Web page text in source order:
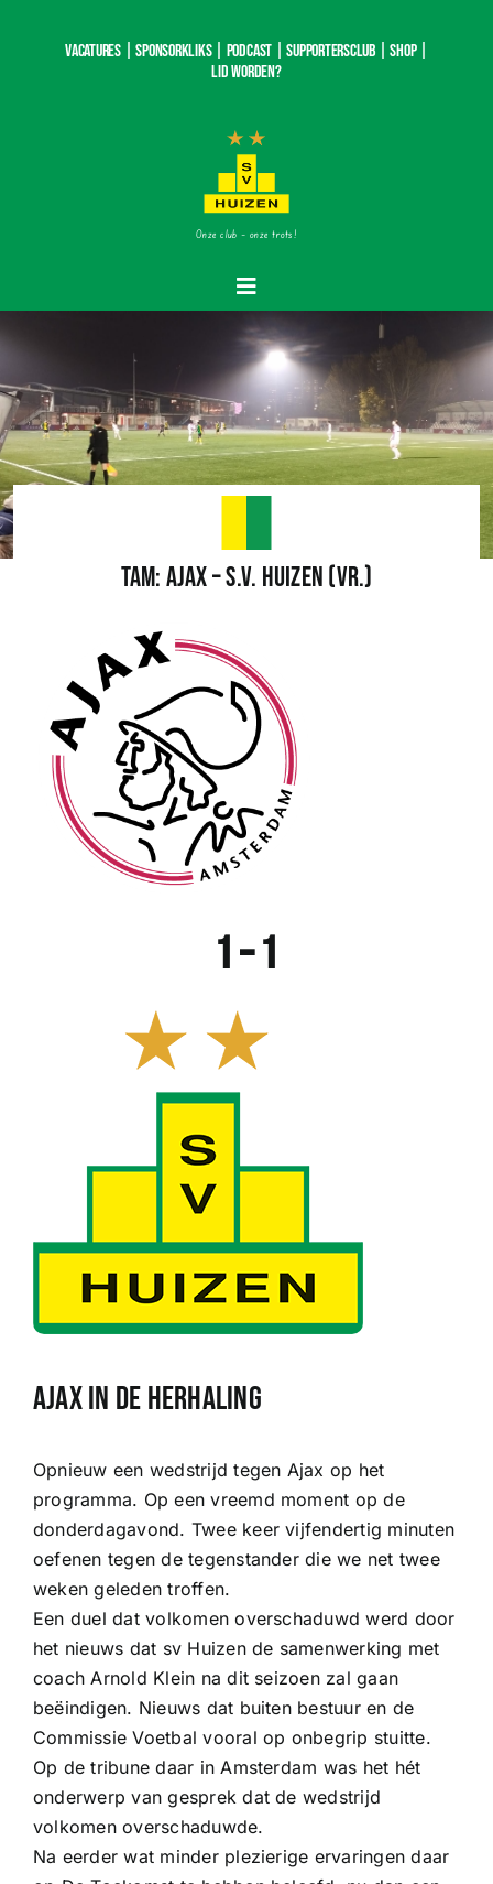
Vacatures | SponsorKliks | Podcast |Supportersclub|Shop|
Lid worden?
Onze club – onze trots!
Toggle
Navigatie
Nieuws
Teams
Wedstrijden
Trainingsschema
Clubinformatie
Het eerste
Activiteiten
Tam: Ajax – s.v. Huizen (Vr.)
1 – 1
Ajax in de herhaling
Opnieuw een wedstrijd tegen Ajax op het
programma. Op een vreemd moment op de
donderdagavond. Twee keer vijfendertig minuten
oefenen tegen de tegenstander die we net twee
weken geleden troffen.
Een duel dat volkomen overschaduwd werd door
het nieuws dat sv Huizen de samenwerking met
coach Arnold Klein na dit seizoen zal gaan
beëindigen. Nieuws dat buiten bestuur en de
Commissie Voetbal vooral op onbegrip stuitte.
Op de tribune daar in Amsterdam was het hét
onderwerp van gesprek dat de wedstrijd
volkomen overschaduwde.
Na eerder wat minder plezierige ervaringen daar